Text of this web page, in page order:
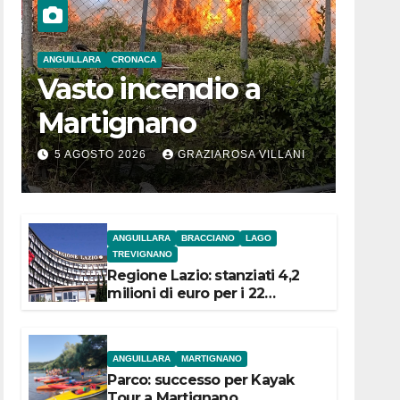
ANGUILLARA CRONACA
Vasto incendio a
Martignano
5 AGOSTO 2026 GRAZIAROSA VILLANI
ANGUILLARA BRACCIANO
LAGO
TREVIGNANO
Regione Lazio: stanziati 4,2
milioni di euro per i 22
ANGUILLARA MARTIGNANO
Parco: successo per Kayak